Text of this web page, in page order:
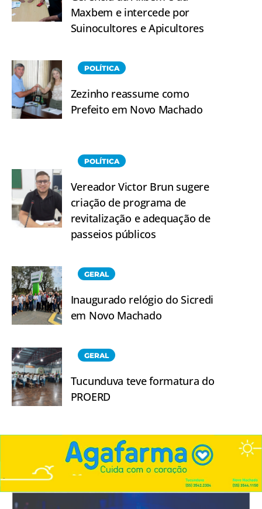
Maxbem e intercede por
Suinocultores e Apicultores
POLÍTICA
Zezinho reassume como
Prefeito em Novo Machado
POLÍTICA
Vereador Victor Brun sugere
criação de programa de
revitalização e adequação de
passeios públicos
GERAL
Inaugurado relógio do Sicredi
em Novo Machado
GERAL
Tucunduva teve formatura do
PROERD